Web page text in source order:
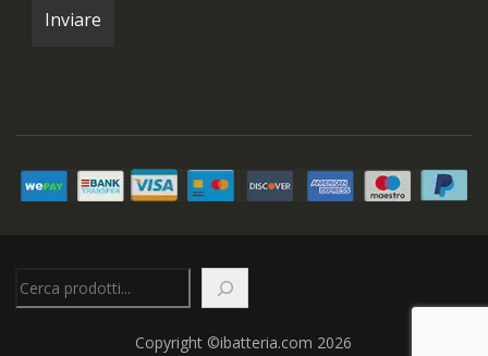
Copyright ©ibatteria.com 2026